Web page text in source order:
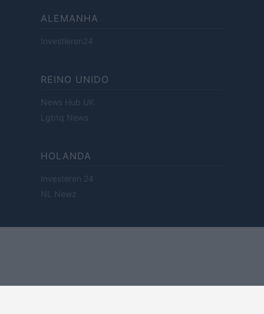
ALEMANHA
Investieren24
REINO UNIDO
News Hub UK
Lgbtq News
HOLANDA
Investeren 24
NL Newz